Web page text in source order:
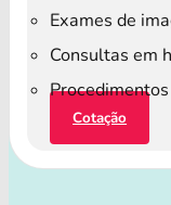
Exames de
Consultas em
Cotação